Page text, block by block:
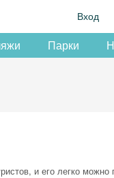
Вход
Парки
и его легко можно